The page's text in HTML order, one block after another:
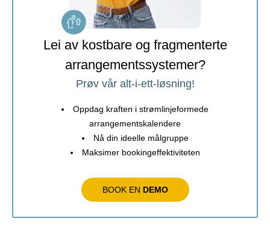
Lei av kostbare og fragmenterte
arrangementssystemer?
Prøv vår alt-i-ett-løsning!
Oppdag kraften i strømlinjeformede
arrangementskalendere
Nå din ideelle målgruppe
Maksimer bookingeffektiviteten
BOOK EN DEMO